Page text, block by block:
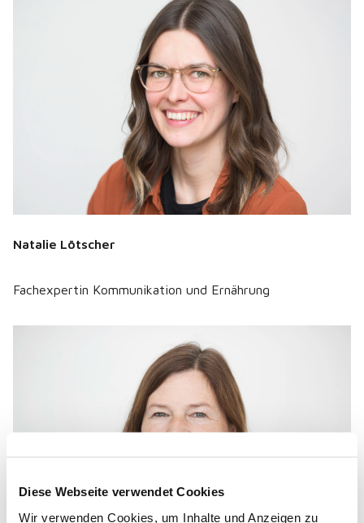
Diese Webseite verwendet Cookies
Wir verwenden Cookies, um Inhalte und Anzeigen zu
Natalie Lötscher
Fachexpertin Kommunikation und Ernährung